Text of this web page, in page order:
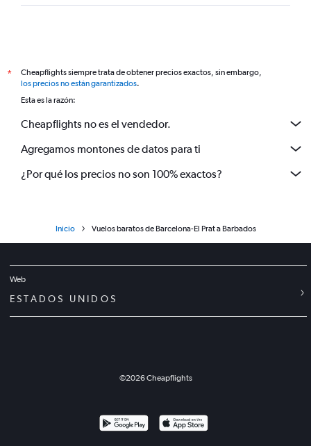
*
Cheapflights siempre trata de obtener precios exactos, sin embargo,
los precios no están garantizados.
Esta es la razón:
Cheapflights no es el vendedor.
Agregamos montones de datos para ti
¿Por qué los precios no son 100% exactos?
Inicio Vuelos baratos de Barcelona-El Prat a Barbados
Web
ESTADOS UNIDOS
©2026Cheapflights